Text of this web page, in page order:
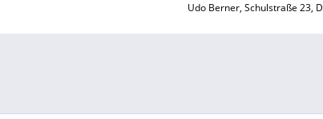
Udo Berner, Schulstraße 23,